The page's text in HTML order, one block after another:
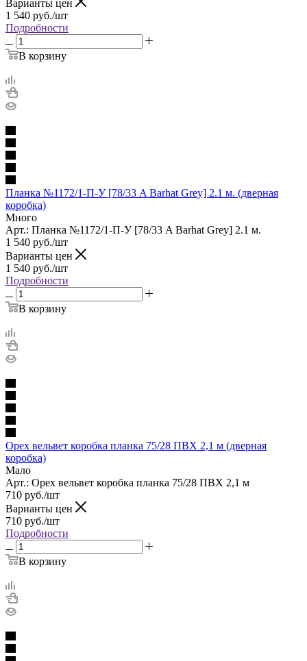
Варианты цен
1 540 руб./шт
Подробности
В корзину
Планка №1172/1-П-У [78/33 A Barhat Grey] 2.1 м. (дверная
коробка)
Много
Арт.: Планка №1172/1-П-У [78/33 A Barhat Grey] 2.1 м.
1 540 руб./шт
Варианты цен
1 540 руб./шт
Подробности
В корзину
Орех вельвет коробка планка 75/28 ПВХ 2,1 м (дверная
коробка)
Мало
Арт.: Орех вельвет коробка планка 75/28 ПВХ 2,1 м
710 руб./шт
Варианты цен
710 руб./шт
Подробности
В корзину